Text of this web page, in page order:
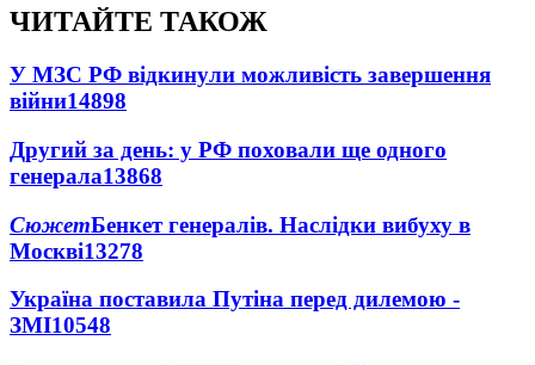
ЧИТАЙТЕ ТАКОЖ
У МЗС РФ відкинули можливість завершення
війни14898
Другий за день: у РФ поховали ще одного
генерала13868
СюжетБенкет генералів. Наслідки вибуху в
Москві13278
Україна поставила Путіна перед дилемою -
ЗМІ10548